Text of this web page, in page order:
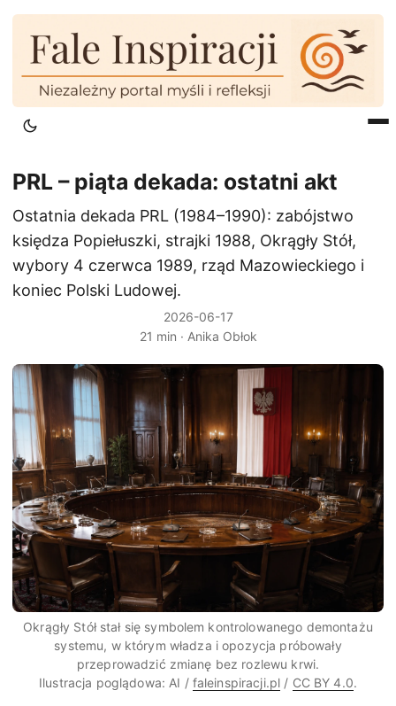
PRL – piąta dekada: ostatni akt
Ostatnia dekada PRL (1984–1990): zabójstwo
księdza Popiełuszki, strajki 1988, Okrągły Stół,
wybory 4 czerwca 1989, rząd Mazowieckiego i
koniec Polski Ludowej.
2026-06-17
21 min · Anika Obłok
Okrągły Stół stał się symbolem kontrolowanego demontażu
systemu, w którym władza i opozycja próbowały
przeprowadzić zmianę bez rozlewu krwi.
Ilustracja poglądowa: AI / faleinspiracji.pl / CC BY 4.0.